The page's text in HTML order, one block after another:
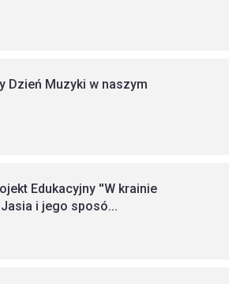
Dzień Muzyki w naszym
Edukacyjny ''W krainie
i jego sposó...